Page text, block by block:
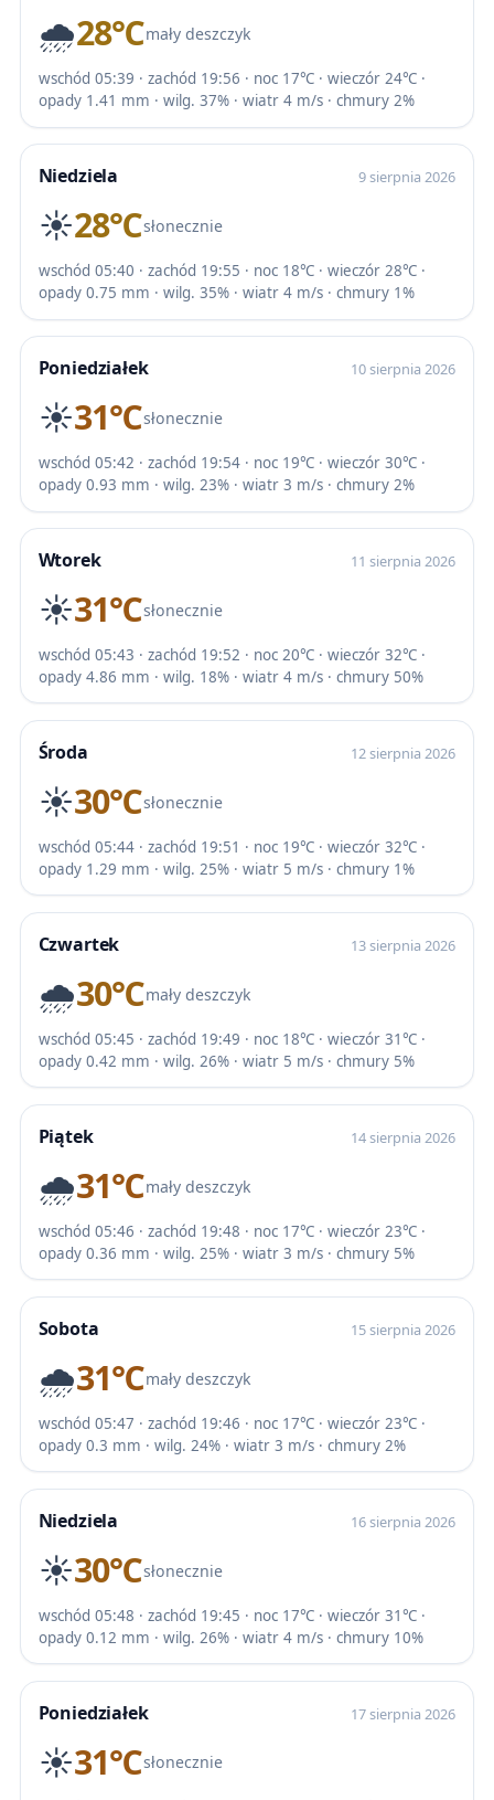
🌧️28℃mały deszczyk
wschód 05:39 · zachód 19:56 · noc 17℃ · wieczór 24℃ ·
opady 1.41 mm · wilg. 37% · wiatr 4 m/s · chmury 2%
Niedziela 9 sierpnia 2026
☀️28℃słonecznie
wschód 05:40 · zachód 19:55 · noc 18℃ · wieczór 28℃ ·
opady 0.75 mm · wilg. 35% · wiatr 4 m/s · chmury 1%
Poniedziałek 10 sierpnia 2026
☀️31℃słonecznie
wschód 05:42 · zachód 19:54 · noc 19℃ · wieczór 30℃ ·
opady 0.93 mm · wilg. 23% · wiatr 3 m/s · chmury 2%
Wtorek 11 sierpnia 2026
☀️31℃słonecznie
wschód 05:43 · zachód 19:52 · noc 20℃ · wieczór 32℃ ·
opady 4.86 mm · wilg. 18% · wiatr 4 m/s · chmury 50%
Środa 12 sierpnia 2026
☀️30℃słonecznie
wschód 05:44 · zachód 19:51 · noc 19℃ · wieczór 32℃ ·
opady 1.29 mm · wilg. 25% · wiatr 5 m/s · chmury 1%
Czwartek 13 sierpnia 2026
🌧️30℃mały deszczyk
wschód 05:45 · zachód 19:49 · noc 18℃ · wieczór 31℃ ·
opady 0.42 mm · wilg. 26% · wiatr 5 m/s · chmury 5%
Piątek 14 sierpnia 2026
🌧️31℃mały deszczyk
wschód 05:46 · zachód 19:48 · noc 17℃ · wieczór 23℃ ·
opady 0.36 mm · wilg. 25% · wiatr 3 m/s · chmury 5%
Sobota 15 sierpnia 2026
🌧️31℃mały deszczyk
wschód 05:47 · zachód 19:46 · noc 17℃ · wieczór 23℃ ·
opady 0.3 mm · wilg. 24% · wiatr 3 m/s · chmury 2%
Niedziela 16 sierpnia 2026
☀️30℃słonecznie
wschód 05:48 · zachód 19:45 · noc 17℃ · wieczór 31℃ ·
opady 0.12 mm · wilg. 26% · wiatr 4 m/s · chmury 10%
Poniedziałek 17 sierpnia 2026
☀️31℃słonecznie